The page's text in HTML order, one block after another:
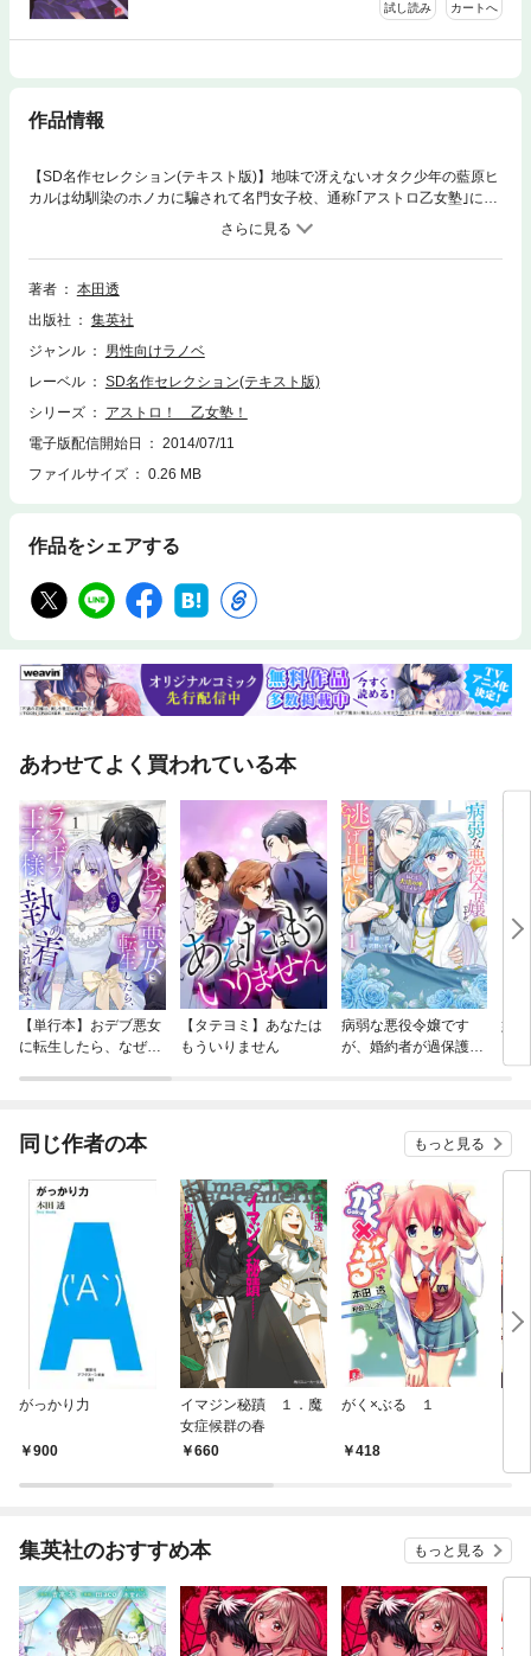
試し読み カートへ
作品情報
【SD名作セレクション(テキスト版)】地味で冴えないオタク少年の藍原ヒ
カルは幼馴染のホノカに騙されて名門女子校、通称｢アストロ乙女塾｣に女
の子として入学させられてしまう。するとなぜか今までのモテない人生が
一変し、あらゆる道に精通した全知全能のスーパー美少女という扱いに。
最初は困っていたヒカルだったが、ホノカにアジられているうちに学園制
覇を目指す野望の女装少年に変貌していく。行く手を阻む生徒会の刺客た
生徒会長のぱふぱふ! 電波系学園成り上がり女装オタ伝説いよいよ開幕!※こ
の商品にはイラストが収録されていません。
著者
本田透
出版社
集英社
ジャンル
男性向けラノベ
レーベル
SD名作セレクション(テキスト版)
シリーズ
アストロ！ 乙女塾！
電子版配信開始日
2014/07/11
ファイルサイズ
0.26 MB
作品をシェアする
あわせてよく買われている本
【単行本】おデブ悪女
に転生したら、なぜか
【タテヨミ】あなたは
もういりません
病弱な悪役令嬢です
が、婚約者が過保護す
妹
同じ作者の本 もっと見る
がっかり力
900
イマジン秘蹟 １．魔
女症候群の春
660
がく×ぶる １
418
集英社のおすすめ本 もっと見る